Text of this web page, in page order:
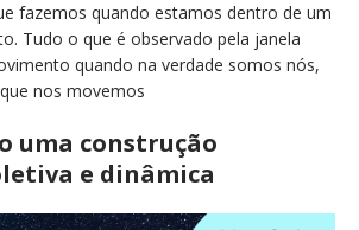
fazemos quando estamos dentro de um
Tudo o que é observado pela janela
quando na verdade somos nós,
nos movemos
uma construção
e dinâmica